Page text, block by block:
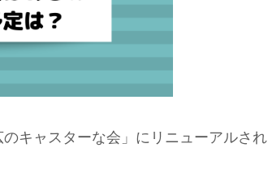
キャスターな会」にリニューアルされ